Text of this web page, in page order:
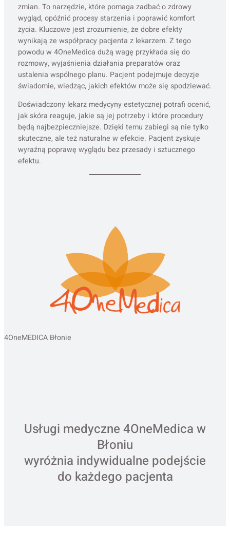
zmian. To narzędzie, które pomaga zadbać o zdrowy
wygląd, opóźnić procesy starzenia i poprawić komfort
życia. Kluczowe jest zrozumienie, że dobre efekty
wynikają ze współpracy pacjenta z lekarzem. Z tego
powodu w 4OneMedica dużą wagę przykłada się do
rozmowy, wyjaśnienia działania preparatów oraz
ustalenia wspólnego planu. Pacjent podejmuje decyzje
świadomie, wiedząc, jakich efektów może się spodziewać.
Doświadczony lekarz medycyny estetycznej potrafi ocenić,
jak skóra reaguje, jakie są jej potrzeby i które procedury
będą najbezpieczniejsze. Dzięki temu zabiegi są nie tylko
skuteczne, ale też naturalne w efekcie. Pacjent zyskuje
wyraźną poprawę wyglądu bez przesady i sztucznego
efektu.
4OneMEDICA Błonie
Usługi medyczne 4OneMedica w
Błoniu
wyróżnia indywidualne podejście
do każdego pacjenta